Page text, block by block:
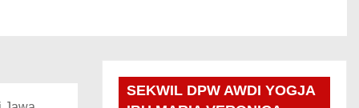
SEKWIL DPW AWDI YOGJA